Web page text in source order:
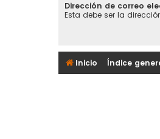
Dirección de correo
Esta debe ser la
Inicio Índice